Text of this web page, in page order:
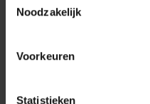
Noodzakelijk
Voorkeuren
Statistieken
poot
Heb je een